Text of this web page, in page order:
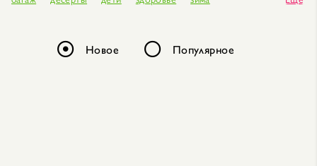
Новое Популярное